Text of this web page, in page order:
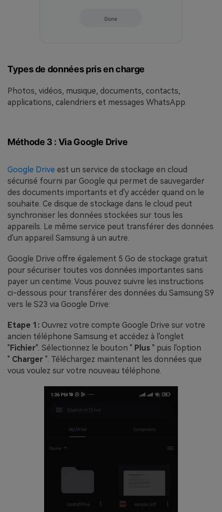
Types de données pris en charge
Photos, vidéos, musique, documents, contacts,
applications, calendriers et messages WhatsApp.
Méthode 3 : Via Google Drive
Google Drive est un service de stockage en cloud
sécurisé fourni par Google qui permet de sauvegarder
des documents importants et d'y accéder quand on le
souhaite. Ce disque de stockage dans le cloud peut
synchroniser les données stockées sur tous les
appareils. Le même service peut transférer des données
d'un appareil Samsung à un autre.
Google Drive offre également 5 Go de stockage gratuit
pour sécuriser toutes vos données importantes sans
payer un centime. Vous pouvez suivre les instructions
ci-dessous pour transférer des données du Samsung S9
vers le S23 via Google Drive:
Etape 1: Ouvrez votre compte Google Drive sur votre
ancien téléphone Samsung et accédez à l'onglet
" Fichier". Sélectionnez le bouton " Plus " puis l'option
" Charger ". Téléchargez maintenant les données que
vous voulez sur votre nouveau téléphone.